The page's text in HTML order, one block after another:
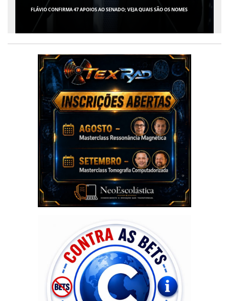
FLÁVIO CONFIRMA 47 APOIOS AO SENADO; VEJA QUAIS SÃO OS NOMES